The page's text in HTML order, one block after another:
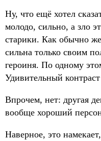
Ну, что ещё хотел
молодо, сильно, а зло
старики. Как обычно
сильна только своим
героиня. По одному
Удивительный
Впрочем, нет: другая
вообще хороший
Наверное, это